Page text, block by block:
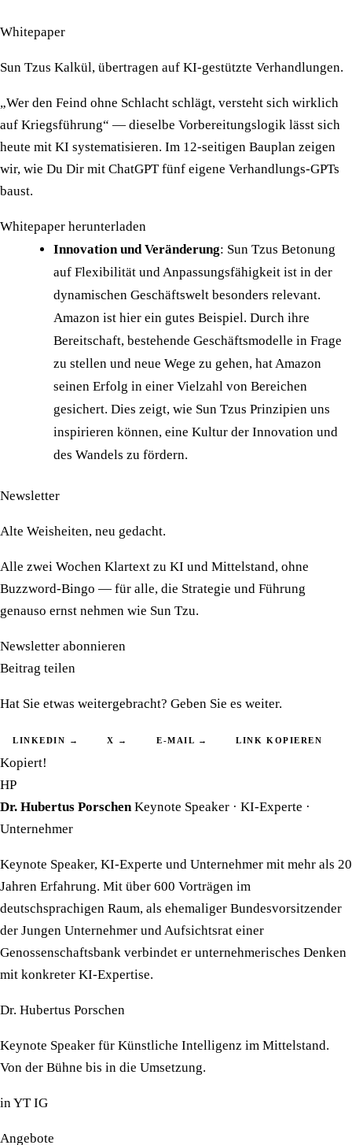
Whitepaper
Sun Tzus Kalkül, übertragen auf KI-gestützte Verhandlungen.
„Wer den Feind ohne Schlacht schlägt, versteht sich wirklich
auf Kriegsführung“ — dieselbe Vorbereitungslogik lässt sich
heute mit KI systematisieren. Im 12-seitigen Bauplan zeigen
wir, wie Du Dir mit ChatGPT fünf eigene Verhandlungs-GPTs
baust.
Whitepaper herunterladen
Innovation und Veränderung: Sun Tzus Betonung
auf Flexibilität und Anpassungsfähigkeit ist in der
dynamischen Geschäftswelt besonders relevant.
Amazon ist hier ein gutes Beispiel. Durch ihre
Bereitschaft, bestehende Geschäftsmodelle in Frage
zu stellen und neue Wege zu gehen, hat Amazon
seinen Erfolg in einer Vielzahl von Bereichen
gesichert. Dies zeigt, wie Sun Tzus Prinzipien uns
inspirieren können, eine Kultur der Innovation und
des Wandels zu fördern.
Newsletter
Alte Weisheiten, neu gedacht.
Alle zwei Wochen Klartext zu KI und Mittelstand, ohne
Buzzword-Bingo — für alle, die Strategie und Führung
genauso ernst nehmen wie Sun Tzu.
Newsletter abonnieren
Beitrag teilen
Hat Sie etwas weitergebracht? Geben Sie es weiter.
LINKEDIN → X → E-MAIL → LINK KOPIEREN
Kopiert!
HP
Dr. Hubertus Porschen Keynote Speaker · KI-Experte ·
Unternehmer
Keynote Speaker, KI-Experte und Unternehmer mit mehr als 20
Jahren Erfahrung. Mit über 600 Vorträgen im
deutschsprachigen Raum, als ehemaliger Bundesvorsitzender
der Jungen Unternehmer und Aufsichtsrat einer
Genossenschaftsbank verbindet er unternehmerisches Denken
mit konkreter KI-Expertise.
Dr. Hubertus Porschen
Keynote Speaker für Künstliche Intelligenz im Mittelstand.
Von der Bühne bis in die Umsetzung.
inYT IG
Angebote